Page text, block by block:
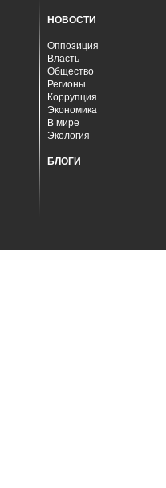
НОВОСТИ
Оппозиция
Власть
Общество
Регионы
Коррупция
Экономика
В мире
Экология
БЛОГИ